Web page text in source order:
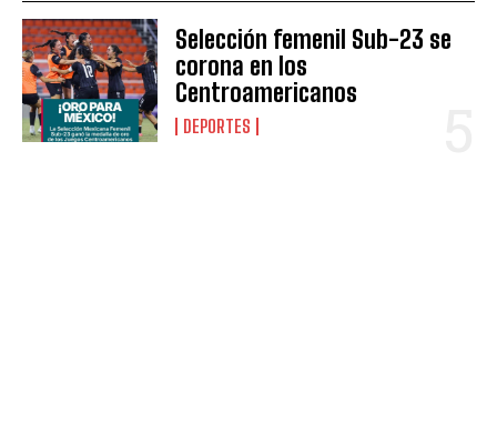
Selección femenil Sub-23 se
corona en los
Centroamericanos
DEPORTES